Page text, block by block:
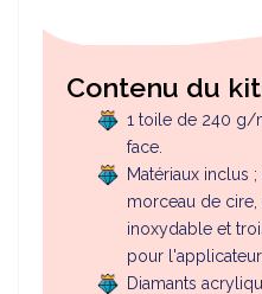
Contenu du
1 toile de 240 g/
face.
Matériaux inclus
morceau de
inoxydable et
pour
Diamants